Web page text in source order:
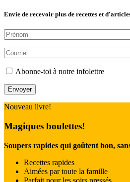
Envie de recevoir plus de recettes et
Abonne-toi à notre infolettre
Nouveau livre!
Magiques boulettes!
Soupers rapides qui goûtent bon,
Recettes rapides
Aimées par toute la famille
Parfait pour les soirs pressés